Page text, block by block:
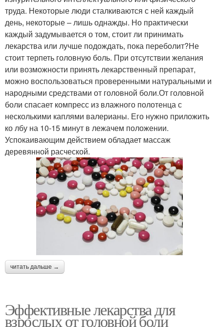
труда. Некоторые люди сталкиваются с ней каждый
день, некоторые – лишь однажды. Но практически
каждый задумывается о том, стоит ли принимать
лекарства или лучше подождать, пока переболит?Не
стоит терпеть головную боль. При отсутствии желания
или возможности принять лекарственный препарат,
можно воспользоваться проверенными натуральными и
народными средствами от головной боли.От головной
боли спасает компресс из влажного полотенца с
несколькими каплями валерианы. Его нужно приложить
ко лбу на 10-15 минут в лежачем положении.
Успокаивающим действием обладает массаж
деревянной расческой.
читать дальше →
Эффективные лекарства для
взрослых от головной боли